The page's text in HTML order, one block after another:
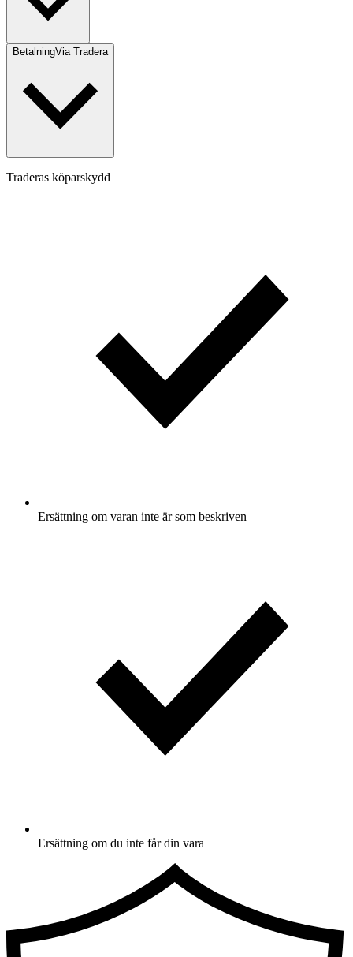
BetalningVia Tradera
Traderas köparskydd
Ersättning om varan inte är som beskriven
Ersättning om du inte får din vara